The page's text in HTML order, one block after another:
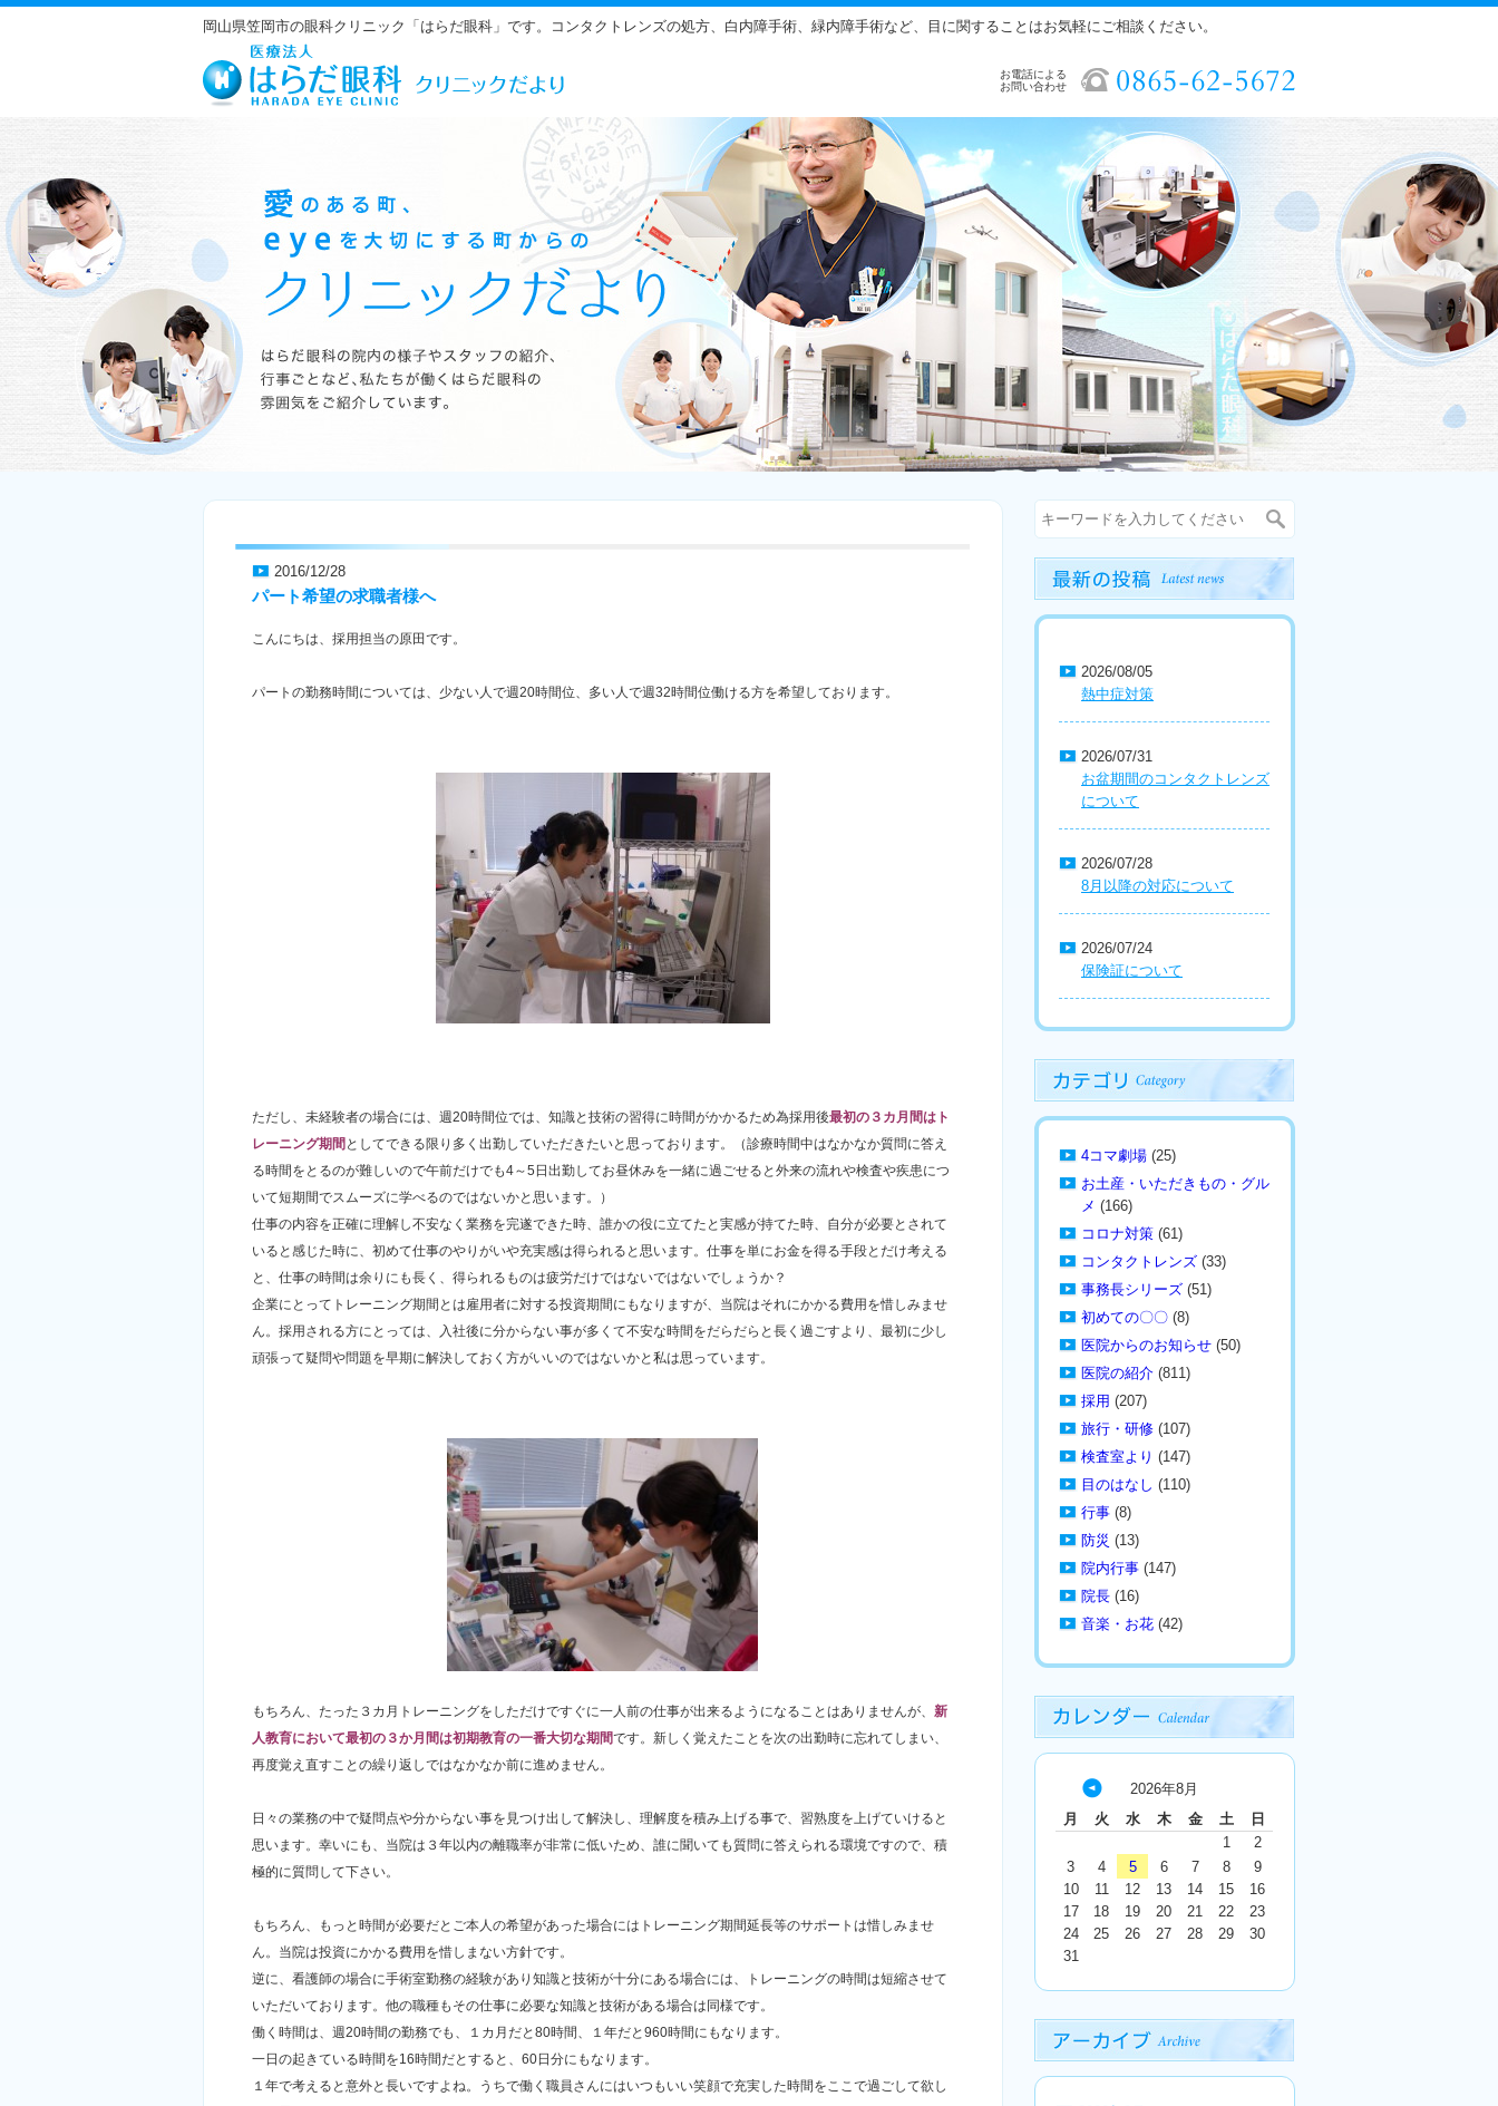
岡山県笠岡市の眼科クリニック「はらだ眼科」です。コンタクトレンズの処方、白内障手術、緑内障手術など、目に関することはお気軽にご相談ください。
お電話による
お問い合わせ
2016/12/28
パート希望の求職者様へ
こんにちは、採用担当の原田です。
パートの勤務時間については、少ない人で週20時間位、多い人で週32時間位働ける方を希望しております。
ただし、未経験者の場合には、週20時間位では、知識と技術の習得に時間がかかるため為採用後最初の３カ月間はト
レーニング期間 としてできる限り多く出勤していただきたいと思っております。（診療時間中はなかなか質問に答え
る時間をとるのが難しいので午前だけでも4～5日出勤してお昼休みを一緒に過ごせると外来の流れや検査や疾患につ
いて短期間でスムーズに学べるのではないかと思います。）
仕事の内容を正確に理解し不安なく業務を完遂できた時、誰かの役に立てたと実感が持てた時、自分が必要とされて
いると感じた時に、初めて仕事のやりがいや充実感は得られると思います。仕事を単にお金を得る手段とだけ考える
と、仕事の時間は余りにも長く、得られるものは疲労だけではないではないでしょうか？
企業にとってトレーニング期間とは雇用者に対する投資期間にもなりますが、当院はそれにかかる費用を惜しみませ
ん。採用される方にとっては、入社後に分からない事が多くて不安な時間をだらだらと長く過ごすより、最初に少し
頑張って疑問や問題を早期に解決しておく方がいいのではないかと私は思っています。
もちろん、たった３カ月トレーニングをしただけですぐに一人前の仕事が出来るようになることはありませんが、 新
人教育において最初の３か月間は初期教育の一番大切な期間です。新しく覚えたことを次の出勤時に忘れてしまい、
再度覚え直すことの繰り返しではなかなか前に進めません。
日々の業務の中で疑問点や分からない事を見つけ出して解決し、理解度を積み上げる事で、習熟度を上げていけると
思います。幸いにも、当院は３年以内の離職率が非常に低いため、誰に聞いても質問に答えられる環境ですので、積
極的に質問して下さい。
もちろん、もっと時間が必要だとご本人の希望があった場合にはトレーニング期間延長等のサポートは惜しみませ
ん。当院は投資にかかる費用を惜しまない方針です。
逆に、看護師の場合に手術室勤務の経験があり知識と技術が十分にある場合には、トレーニングの時間は短縮させて
いただいております。他の職種もその仕事に必要な知識と技術がある場合は同様です。
働く時間は、週20時間の勤務でも、１カ月だと80時間、１年だと960時間にもなります。
一日の起きている時間を16時間だとすると、60日分にもなります。
１年で考えると意外と長いですよね。うちで働く職員さんにはいつもいい笑顔で充実した時間をここで過ごして欲し
2026/08/05
熱中症対策
2026/07/31
お盆期間のコンタクトレンズ
について
2026/07/28
8月以降の対応について
2026/07/24
保険証について
4コマ劇場 (25)
お土産・いただきもの・グル
メ (166)
コロナ対策 (61)
コンタクトレンズ (33)
事務長シリーズ (51)
初めての〇〇 (8)
医院からのお知らせ (50)
医院の紹介 (811)
採用 (207)
旅行・研修 (107)
検査室より (147)
目のはなし (110)
行事 (8)
防災 (13)
院内行事 (147)
院長 (16)
音楽・お花 (42)
2026年8月
月
火 水 木 金 土 日
« 7
月
1
2
3
4 5 6 7 8
9
10
11 12 13 14 15
16
17
18 19 20 21 22
23
24
25 26 27 28 29
30
31